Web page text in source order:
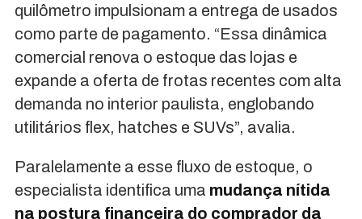
quilômetro impulsionam a entrega de usados
como parte de pagamento. “Essa dinâmica
comercial renova o estoque das lojas e
expande a oferta de frotas recentes com alta
demanda no interior paulista, englobando
utilitários flex, hatches e SUVs”, avalia.
Paralelamente a esse fluxo de estoque, o
especialista identifica uma mudança nítida
na postura financeira do comprador da